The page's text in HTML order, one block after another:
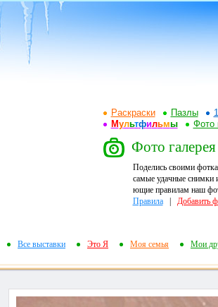
Раскраски Пазлы
Мультфильмы Фото
Фото
Поделись своими
самые удачные снимки
ющие правилам наш
Правила| Добавить
Все выставки Это Я Моя семья Мои